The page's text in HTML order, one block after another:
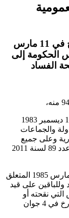
أمــر حكومي عدد 305 لسنة 2016 مؤرخ في 11 مارس
الحكومة إلى
الفساد
وعلى القانون عدد 112 لسنة 1983 المؤرخ في 12 ديسمبر 1983
والجماعات
وعلى جميع
النصوص التي نقحته أو تممته وخاصة المرسوم عدد 89 لسنة 2011
وعلى القانون عدد 12 لسنة 1985 المؤرخ في 5 مارس 1985 المتعلق
وللباقين على قيد
نقحته أو
تممته وخاصة المرسوم عدد 48 لسنة 2011 المؤرخ في 4 جوان